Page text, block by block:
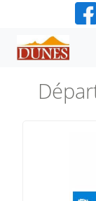
Aller au contenu